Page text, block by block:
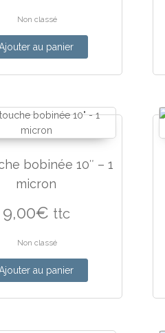
Non classé
au panier
bobinée 10″ – 1
micron
9,00€ ttc
Non classé
au panier